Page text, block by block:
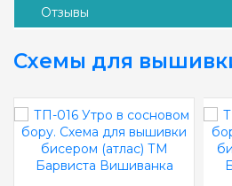
Отзывы
Схемы для